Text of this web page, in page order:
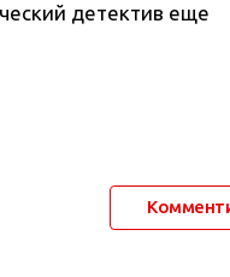
детектив еще